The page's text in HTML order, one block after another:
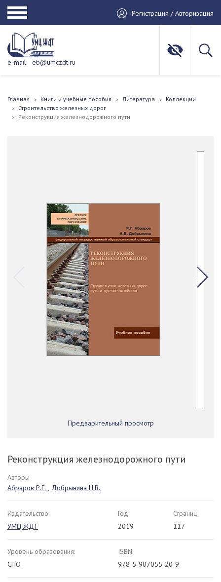
Регистрация / Авторизация
e-mail: eb@umczdt.ru
Главная Книги и учебные пособия Литература
Коллекции
Строительство железных дорог
Реконструкция железнодорожного пути
Предварительный просмотр
Реконструкция железнодорожного пути
Авторы
Абраров Р.Г.
Добрынина Н.В.
Издательство:
УМЦ ЖДТ
Год:
2019
Страниц:
117
Уровень образования:
СПО
ISBN:
978-5-907055-20-9